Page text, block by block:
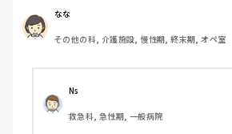
わたしが気になったのは、介護士さんとの
人間関係の方が、ある意味仕事の内容より
修復していけそうならば、歩み寄りも大
さいね😊
明らかに顔をしかめているわけではな
すし、食事も取れて排便もしっかりあり
動音も問題なし。
急いで受診に行く必要はなく、近日中
あれば回診で医師に報告しようと考え
伝えました。
すると「この方は普段我慢するタイプ
い」「既往に腸の病気があるから行っ
なな
その他の科, 介護施設, 慢性期, 終末期, オペ室
Ns
救急科, 急性期, 一般病院